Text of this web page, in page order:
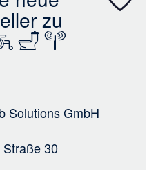
zu
Solutions GmbH
30